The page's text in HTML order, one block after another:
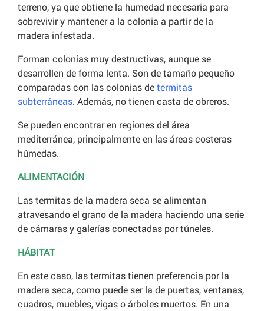
terreno, ya que obtiene la humedad necesaria para
sobrevivir y mantener a la colonia a partir de la
madera infestada.
Forman colonias muy destructivas, aunque se
desarrollen de forma lenta. Son de tamaño pequeño
comparadas con las colonias determitas
subterráneas. Además, no tienen casta de obreros.
Se pueden encontrar en regiones del área
mediterránea, principalmente en las áreas costeras
húmedas.
ALIMENTACIÓN
Las termitas de la madera seca se alimentan
atravesando el grano de la madera haciendo una serie
de cámaras y galerías conectadas por túneles.
HÁBITAT
En este caso, las termitas tienen preferencia por la
madera seca, como puede ser la de puertas, ventanas,
cuadros, muebles, vigas o árboles muertos. En una